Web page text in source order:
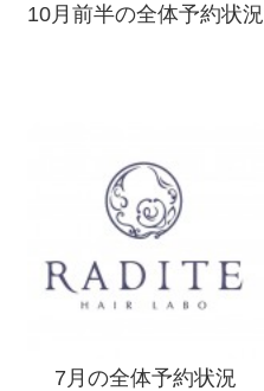
10月前半の全体予約状況
7月の全体予約状況